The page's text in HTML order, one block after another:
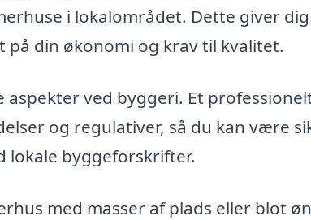
i lokalområdet. Dette giver dig
din økonomi og krav til kvalitet.
ved byggeri. Et
og regulativer, så du kan være
lokale byggeforskrifter.
med masser af plads eller blot